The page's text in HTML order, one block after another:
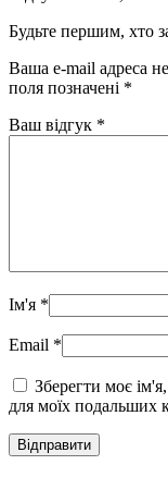
Будьте першим, хто
Ваша e-mail адреса
поля позначені *
Ваш відгук *
Ім'я *
Email *
Зберегти моє
для моїх подальших